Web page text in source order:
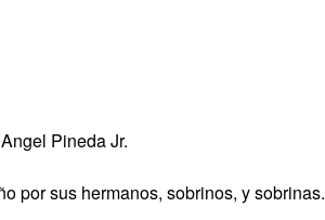
Pineda Jr.
por sus hermanos, sobrinos, y sobrinas.